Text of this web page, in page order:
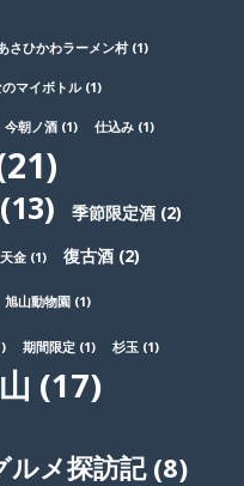
さひかわラーメン村(1)
マイボトル(1)
今朝ノ酒 (1) 仕込み (1)
(13) 季節限定酒 (2)
金 (1) 復古酒 (2)
旭山動物園 (1)
期間限定 (1) 杉玉 (1)
(17)
ルメ探訪記(8)